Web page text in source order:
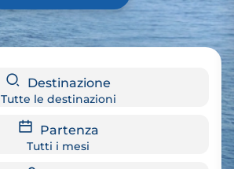
Destinazione
Tutte le destinazioni
Partenza
Tutti i mesi